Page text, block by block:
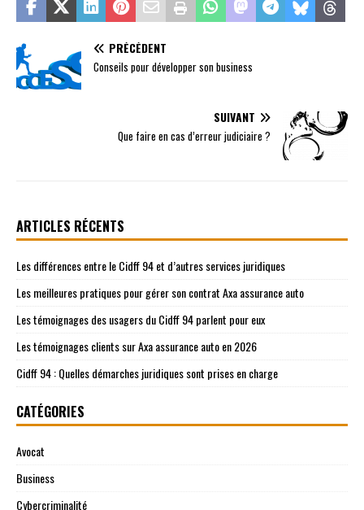
PRÉCÉDENT
Conseils pour développer son business
SUIVANT
Que faire en cas d’erreur judiciaire ?
ARTICLES RÉCENTS
Les différences entre le Cidff 94 et d’autres services juridiques
Les meilleures pratiques pour gérer son contrat Axa assurance auto
Les témoignages des usagers du Cidff 94 parlent pour eux
Les témoignages clients sur Axa assurance auto en 2026
Cidff 94 : Quelles démarches juridiques sont prises en charge
CATÉGORIES
Avocat
Business
Cybercriminalité